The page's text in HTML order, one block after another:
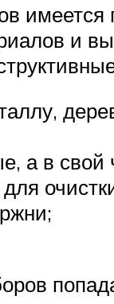
имеется
и
а в